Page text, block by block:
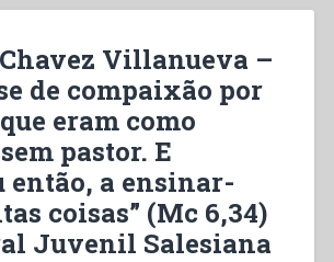
Villanueva –
de compaixão por
eram como
pastor. E
então, a ensinar-
coisas” (Mc 6,34)
Juvenil Salesiana